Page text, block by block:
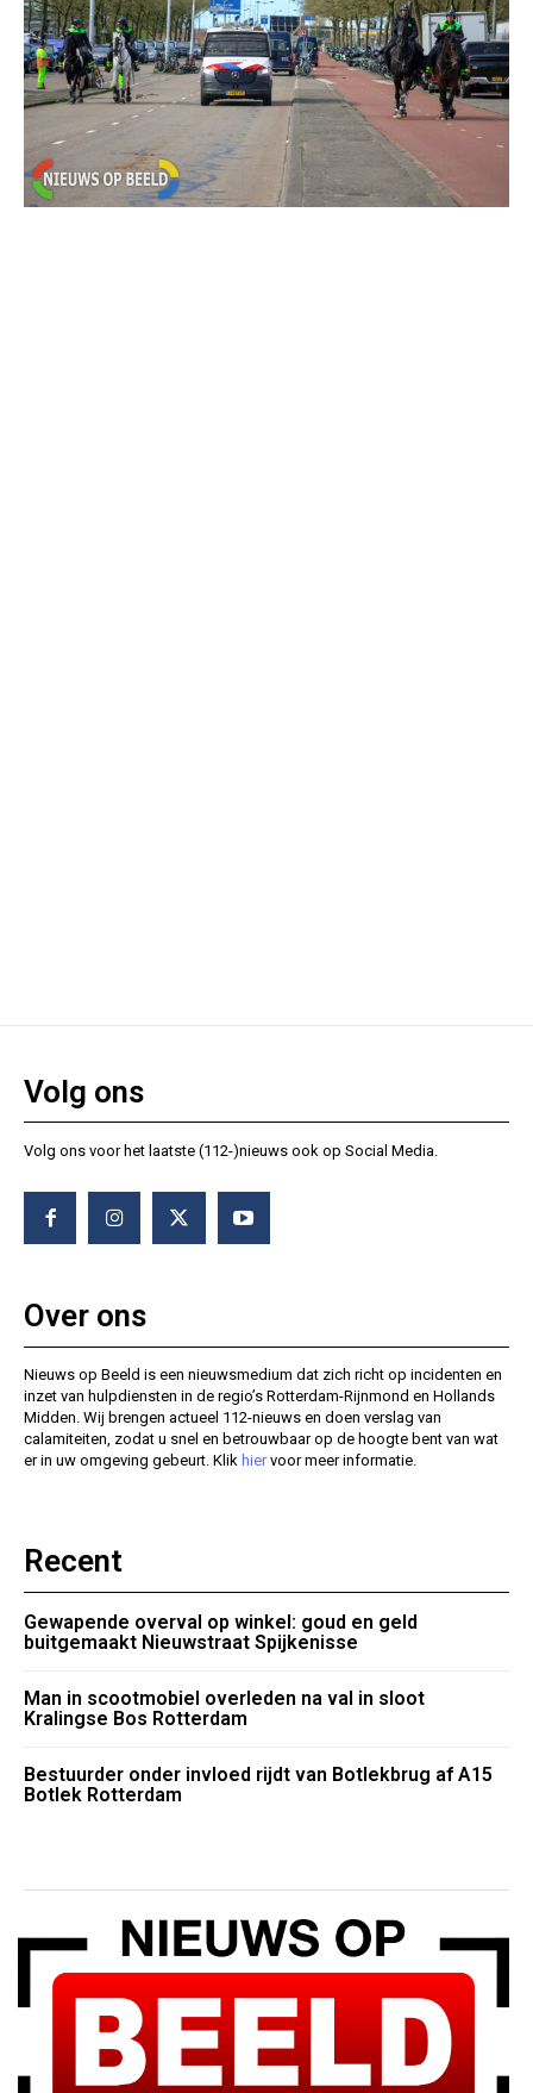
Volg ons
Volg ons voor het laatste (112-)nieuws ook op Social Media.
Over ons
Nieuws op Beeld is een nieuwsmedium dat zich richt op incidenten en
inzet van hulpdiensten in de regio’s Rotterdam-Rijnmond en Hollands
Midden. Wij brengen actueel 112-nieuws en doen verslag van
calamiteiten, zodat u snel en betrouwbaar op de hoogte bent van wat
er in uw omgeving gebeurt. Klik hiervoor meer informatie.
Recent
Gewapende overval op winkel: goud en geld
buitgemaakt Nieuwstraat Spijkenisse
Man in scootmobiel overleden na val in sloot
Kralingse Bos Rotterdam
Bestuurder onder invloed rijdt van Botlekbrug af A15
Botlek Rotterdam